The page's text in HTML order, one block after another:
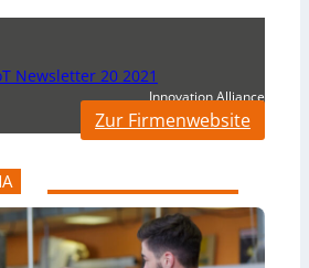
Newsletter 20 2021
Innovation Alliance
Zur Firmenwebsite